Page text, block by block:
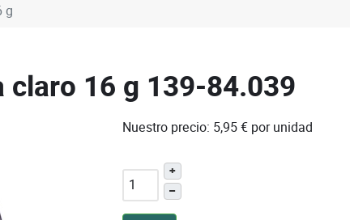
g
claro 16 g 139-84.039
Nuestro precio: 5,95 € por unidad
+
–